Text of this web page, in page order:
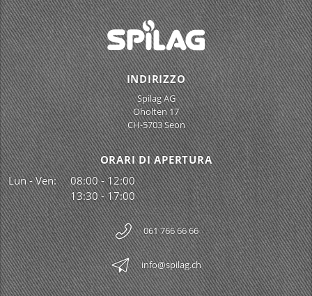
INDIRIZZO
Spilag AG
Oholten 17
CH-5703 Seon
ORARI DI APERTURA
Lun - Ven:
08:00 - 12:00
13:30 - 17:00
061 766 66 66
info@spilag.ch